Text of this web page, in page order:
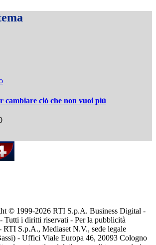
cambiare ciò che non vuoi più
© 1999-2026 RTI S.p.A. Business Digital -
Tutti i diritti riservati - Per la pubblicità
S.p.A., Mediaset N.V., sede legale
- Uffici Viale Europa 46, 20093 Cologno